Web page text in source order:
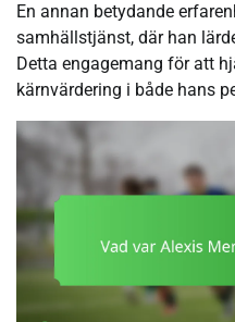
En annan betydande
samhällstjänst, där han
Detta engagemang för att
kärnvärdering i både hans